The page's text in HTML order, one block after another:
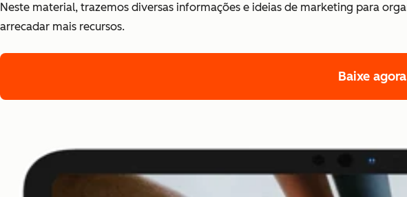
Neste material, trazemos diversas informações e ideias de marketing para
arrecadar mais recursos.
Baixe agora